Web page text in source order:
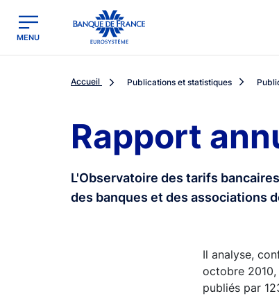
Banque de France - Menu Principal
MENU
Accueil Publications et statistiques
Rapport
L'Observatoire des tarifs
des banques et des associations
Il analyse,
octobre
publiés par